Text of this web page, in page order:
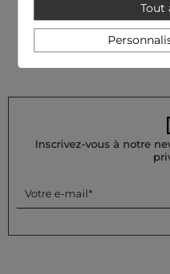
Inscrivez-vous à notre
Votre e-mail
Tout